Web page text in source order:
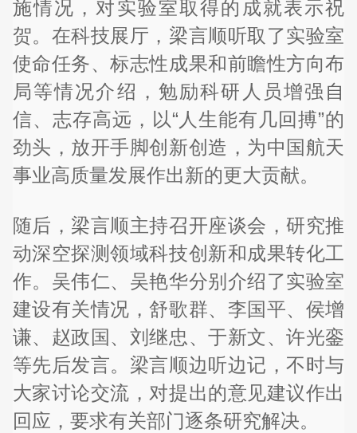
施情况，对实验室取得的成就表示祝
贺。在科技展厅，梁言顺听取了实验室
使命任务、标志性成果和前瞻性方向布
局等情况介绍，勉励科研人员增强自
信、志存高远，以“人生能有几回搏”的
劲头，放开手脚创新创造，为中国航天
事业高质量发展作出新的更大贡献。
随后，梁言顺主持召开座谈会，研究推
动深空探测领域科技创新和成果转化工
作。吴伟仁、吴艳华分别介绍了实验室
建设有关情况，舒歌群、李国平、侯增
谦、赵政国、刘继忠、于新文、许光銮
等先后发言。梁言顺边听边记，不时与
大家讨论交流，对提出的意见建议作出
回应，要求有关部门逐条研究解决。